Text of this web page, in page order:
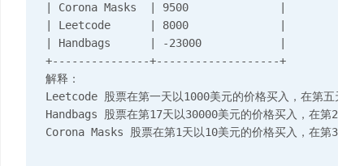
| Corona Masks  | 9500              |
| Leetcode      | 8000              |
| Handbags      | -23000            |
+---------------+-------------------+
解释：
Leetcode 股票在第一天以1000美元的价格买入，在第五天
Handbags 股票在第17天以30000美元的价格买入，在第29